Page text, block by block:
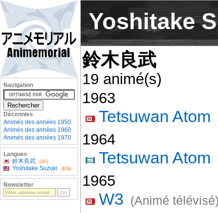
Yoshitake
鈴木良武
19 animé(s)
1963
Tetsuwan Atom
1964
Tetsuwan Atom
1965
W3 (Animé
Navigation
Décennies
Animés des années 1950
Animés des années 1960
Animés des années 1970
Langues
鈴木良武
(JA)
Yoshitake Suzuki (EN)
Newsletter